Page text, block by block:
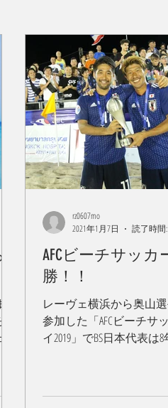
・ビーチクリーン
AFCビーチサッカ
勝！！
レーヴェ横浜から奥山選
参加した「AFCビーチサ
イ2019」でBS日本代表は
rz0607mo
2021年1月7日
読了時間